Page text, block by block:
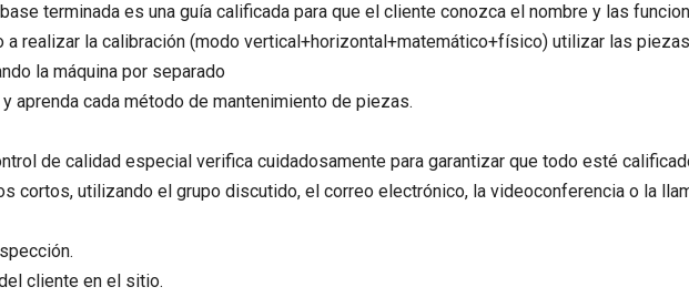
terminada es una guía calificada para que el cliente conozca el nombre y las
a realizar la calibración (modo vertical+horizontal+matemático+físico) utilizar las
la máquina por separado
aprenda cada método de mantenimiento de piezas.
de calidad especial verifica cuidadosamente para garantizar que todo esté
cortos, utilizando el grupo discutido, el correo electrónico, la videoconferencia o la
cliente en el sitio.